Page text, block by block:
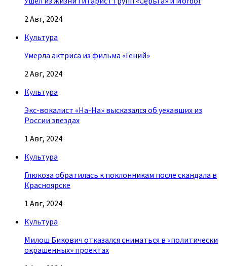
2 Авг, 2024
Культура
Умерла актриса из фильма «Гений»
2 Авг, 2024
Культура
Экс-вокалист «На-На» высказался об уехавших из
России звездах
1 Авг, 2024
Культура
Глюкоза обратилась к поклонникам после скандала в
Красноярске
1 Авг, 2024
Культура
Милош Бикович отказался сниматься в «политически
окрашенных» проектах